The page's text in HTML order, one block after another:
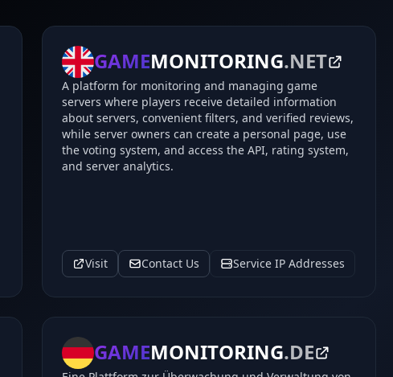
GAMEMONITORING.NET
A platform for monitoring and managing game
servers where players receive detailed information
about servers, convenient filters, and verified reviews,
while server owners can create a personal page, use
the voting system, and access the API, rating system,
and server analytics.
Visit Contact Us Service IP Addresses
GAMEMONITORING.DE